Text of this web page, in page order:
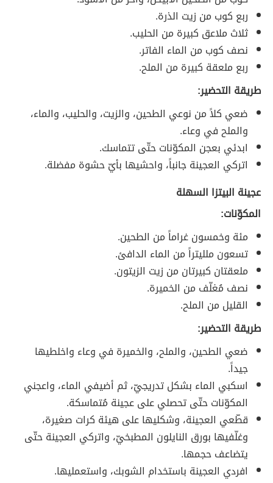
ربع كوب من زيت الذرة.
ثلاث ملاعق كبيرة من الحليب.
نصف كوب من الماء الفاتر.
ربع ملعقة كبيرة من الملح.
طريقة التحضير:
ضعي كلاً من نوعي الطحين، والزيت، والحليب، والماء،
والملح في وعاء.
ابدئي بعجن المكوّنات حتّى تتماسك.
اتركي العجينة جانباً، واحشيها بأيّ حشوة مفضلة.
عجينة البيتزا السهلة
المكوّنات:
مئة وخمسون غراماً من الطحين.
تسعون ملليتراً من الماء الدافئ.
ملعقتان كبيرتان من زيت الزيتون.
نصف مُغلّف من الخميرة.
القليل من الملح.
طريقة التحضير:
ضعي الطحين، والملح، والخميرة في وعاء واخلطيها
جيداً.
اسكبي الماء بشكل تدريجيّ، ثم أضيفي الماء، واعجني
المكوّنات حتّى تحصلي على عجينة مُتماسكة.
قطّعي العجينة، وشكليها على هيئة كرات صغيرة،
وغلّفيها بورق النايلون المطبخيّ، واتركي العجينة حتّى
يتضاعف حجمها.
افردي العجينة باستخدام الشوبك، واستعمليها.